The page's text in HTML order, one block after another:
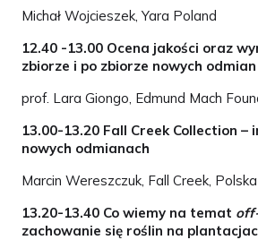
Michał Wojcieszek, Yara Poland
12.40 -13.00 Ocena jakości oraz
zbiorze i po zbiorze nowych
prof. Lara Giongo, Edmund Mach
13.00-13.20 Fall Creek Collection –
nowych odmianach
Marcin Wereszczuk, Fall Creek, Polska
13.20-13.40 Co wiemy na temat
zachowanie się roślin na